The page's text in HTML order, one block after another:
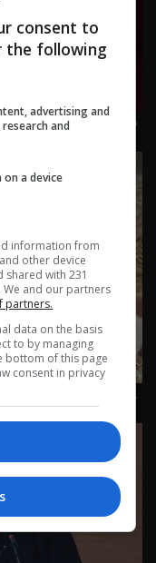
مباراة كرة قدم في
اخبارية
حليب الحمير.. علاج
consent to
the following
advertising and
and
a device
information from
other device
shared with 231
We and our partners
partners.
data on the basis
to by managing
bottom of this page
consent in privacy